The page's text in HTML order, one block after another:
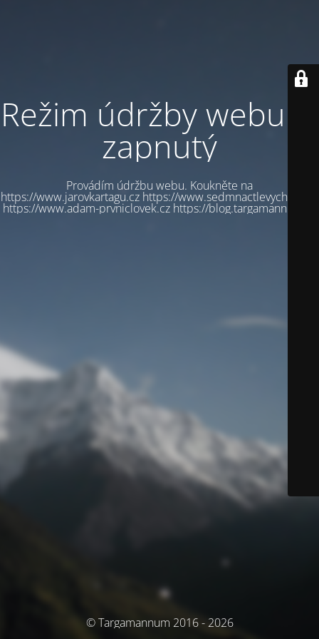
Režim údržby webu je
zapnutý
Provádím údržbu webu. Koukněte na
https://www.jarovkartagu.cz https://www.sedmnactlevychbot.cz
https://www.adam-prvniclovek.cz https://blog.targamannum.cz
© Targamannum 2016 - 2026